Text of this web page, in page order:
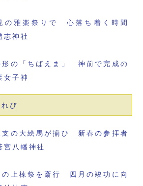
の雅楽祭りで 心落ち着く時間
神社
形の「ちばえま」 神前で完成の
子神
れび
支の大絵馬が揃ひ 新春の参拝者
八幡神社
の上棟祭を斎行 四月の竣功に向